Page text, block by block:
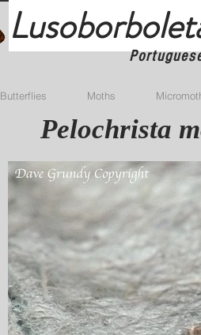
Butterflies Moths
Pelochrista